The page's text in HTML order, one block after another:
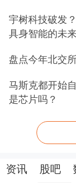
年内收益率
分受益于全
头股价持续
的投资价值
行业有望延
宇树科技破发
具身智能的未来
盘点今年北交
马斯克都开始
是芯片吗？
资讯 股吧